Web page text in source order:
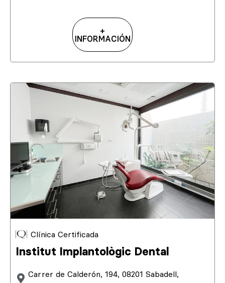
+
INFORMACIÓN
Clínica Certificada
Institut Implantològic Dental
Carrer de Calderón, 194, 08201 Sabadell,